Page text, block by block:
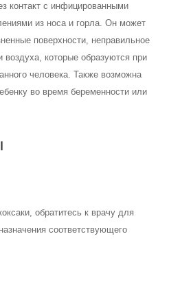
контакт с инфицированными
из носа и горла. Он может
поверхности, неправильное
воздуха, которые образуются при
человека. Также возможна
во время беременности или
обратитесь к врачу для
соответствующего